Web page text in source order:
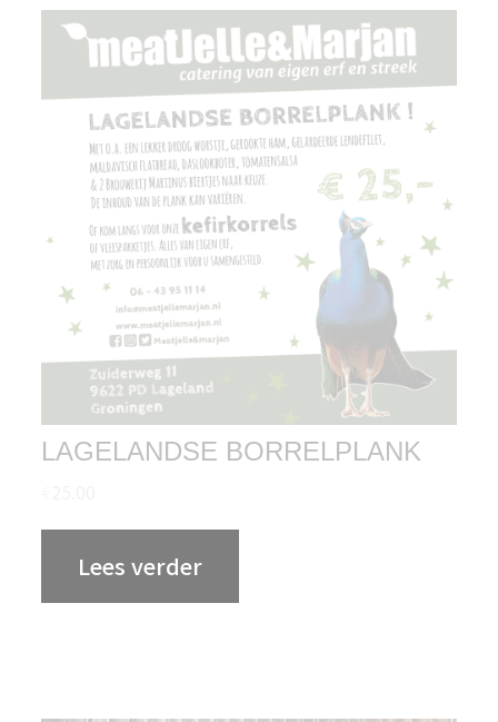
LAGELANDSE BORRELPLANK
Lees verder